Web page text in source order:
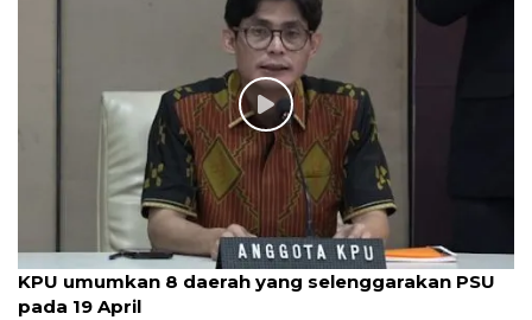
KPU umumkan 8 daerah yang selenggarakan PSU
pada 19 April